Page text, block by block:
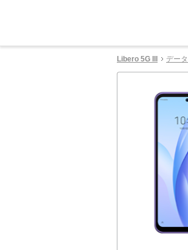
Libero 5G III デー